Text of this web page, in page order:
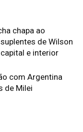
chapa ao
de Wilson
e interior
com Argentina
de Milei